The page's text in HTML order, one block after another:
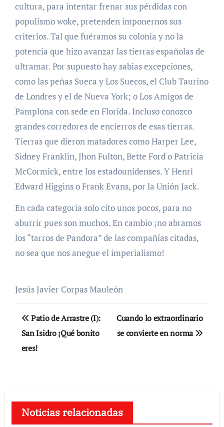
cultura, para intentar frenar sus pérdidas con
populismo woke, pretenden imponernos sus
criterios. Tal que fuéramos su colonia y no la
potencia que hizo avanzar las tierras españolas de
ultramar. Por supuesto hay sabias excepciones,
como las peñas Sueca y Los Suecos, el Club Taurino
de Londres y el de Nueva York; o Los Amigos de
Pamplona con sede en Florida. Incluso conozco
grandes corredores de encierros de esas tierras.
Tierras que dieron matadores como Harper Lee,
Sidney Franklin, Jhon Fulton, Bette Ford o Patricia
McCormick, entre los estadounidenses. Y Henri
Edward Higgins o Frank Evans, por la Unión Jack.
En cada categoría solo cito unos pocos, para no
aburrir pues son muchos. En cambio ¡no abramos
los “tarros de Pandora” de las compañías citadas,
no sea que nos anegue el imperialismo!
Jesús Javier Corpas Mauleón
Navegación
de
entradas
Patio de Arrastre (I):
San Isidro ¡Qué bonito
eres!
Cuando lo extraordinario
se convierte en norma
Noticias relacionadas